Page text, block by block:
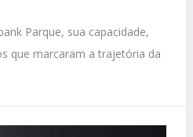
Parque, sua capacidade,
que marcaram a trajetória da